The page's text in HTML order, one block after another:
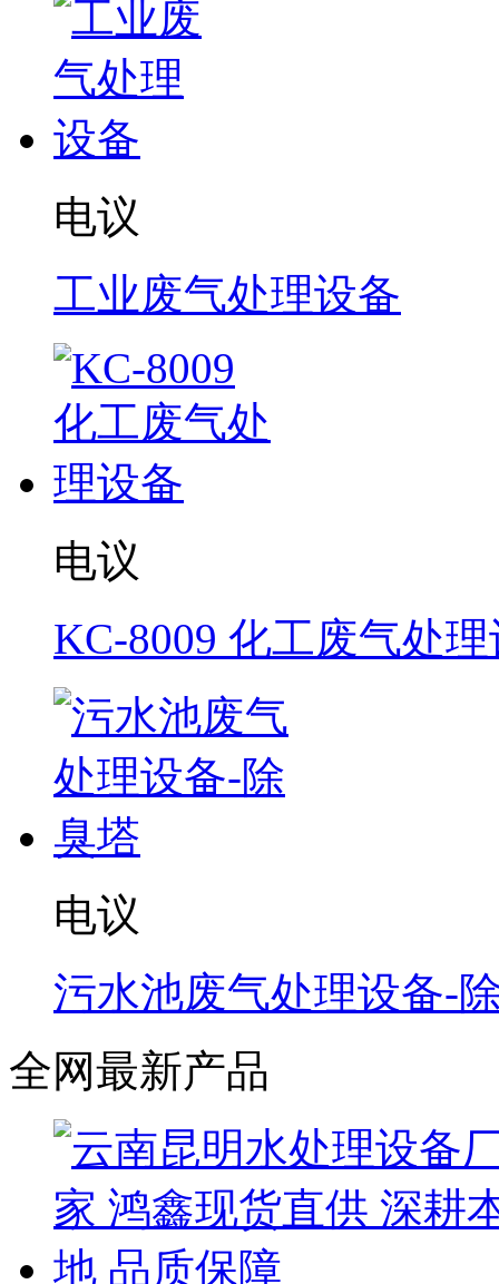
电议
工业废气处理设备
电议
KC-8009 化工废气处
电议
污水池废气处理设备-
全网最新产品